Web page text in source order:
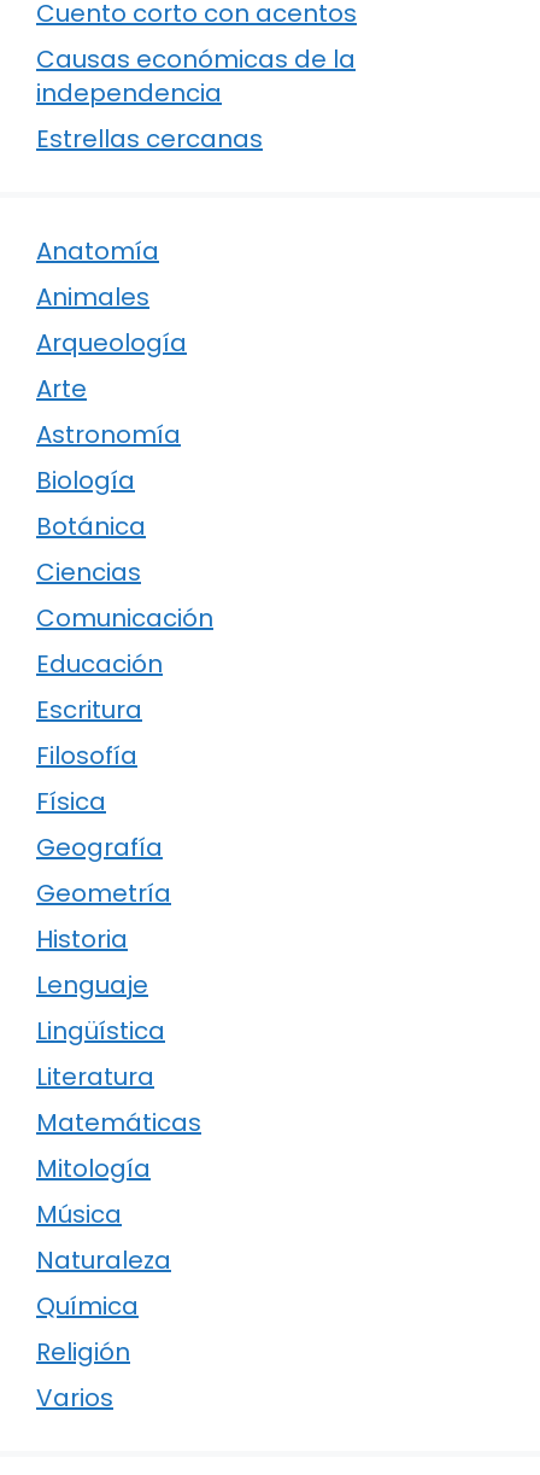
Cuento corto con acentos
Causas económicas de la
independencia
Estrellas cercanas
Anatomía
Animales
Arqueología
Arte
Astronomía
Biología
Botánica
Ciencias
Comunicación
Educación
Escritura
Filosofía
Física
Geografía
Geometría
Historia
Lenguaje
Lingüística
Literatura
Matemáticas
Mitología
Música
Naturaleza
Química
Religión
Varios